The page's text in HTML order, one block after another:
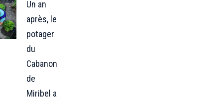
Un an
après, le
potager
du
Cabanon
de
Miribel a